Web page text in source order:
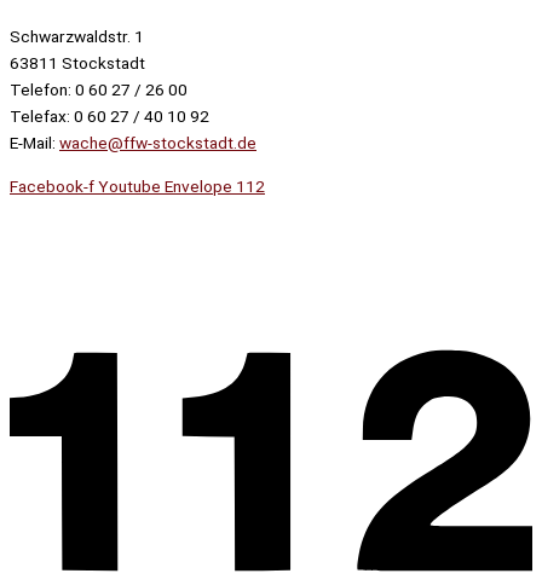
Schwarzwaldstr. 1
63811 Stockstadt
Telefon: 0 60 27 / 26 00
Telefax: 0 60 27 / 40 10 92
E-Mail: wache@ffw-stockstadt.de
Facebook-fYoutube Envelope 112